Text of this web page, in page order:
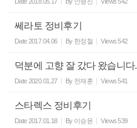
쎄라토 정비후기
Date2017.04.06 By 한정철 Views 542
덕분에 고향 잘 갔다 왔습니다.
Date2020.01.27 By 전재훈 Views 541
스타렉스 정비후기
Date2017.01.18 By 이승윤 Views 539